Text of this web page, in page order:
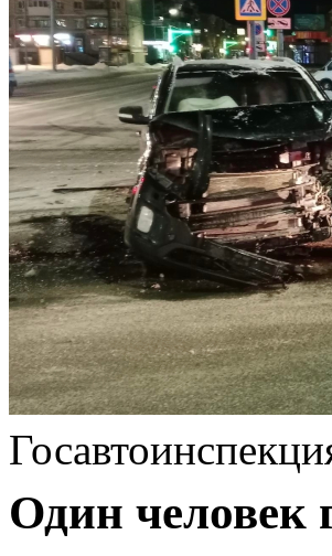
Один человек